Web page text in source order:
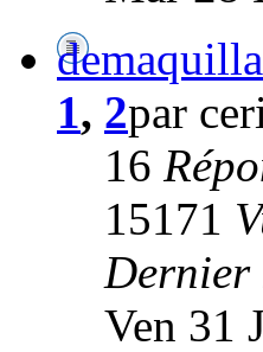
1, 2par
16
15171
Dernier
Ven 31